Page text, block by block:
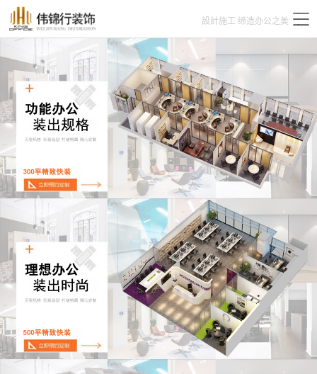
設計施工 缔造办公之美